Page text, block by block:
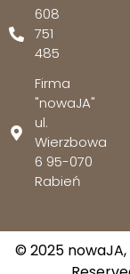
608
751
485
Firma
"nowaJA"
ul.
Wierzbowa
6 95-070
Rabień
© 2025 nowaJA,